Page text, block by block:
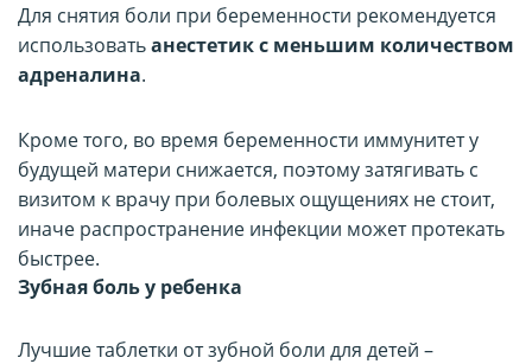
Для снятия боли при беременности рекомендуется
использоватьанестетик с меньшим количеством
адреналина.
Кроме того, во время беременности иммунитет у
будущей матери снижается, поэтому затягивать с
визитом к врачу при болевых ощущениях не стоит,
иначе распространение инфекции может протекать
быстрее.
Зубная боль у ребенка
Лучшие таблетки от зубной боли для детей –